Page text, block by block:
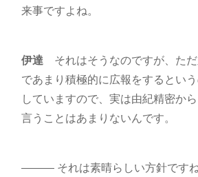
来事ですよね。
伊達それはそうなのですが、ただ
であまり積極的に広報をするとい
していますので、実は由紀精密か
言うことはあまりないんです。
――― それは素晴らしい方針です